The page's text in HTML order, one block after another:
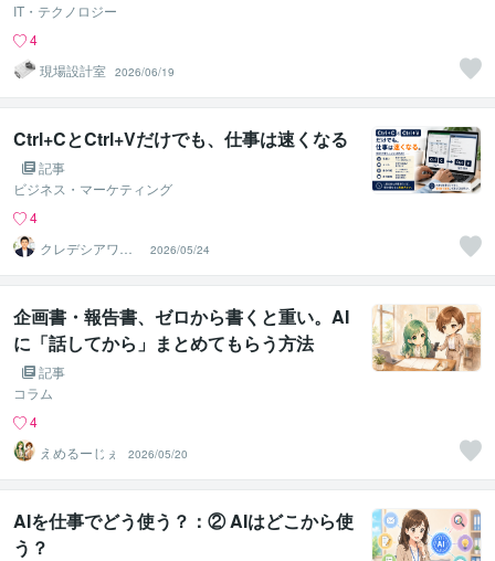
IT・テクノロジー
4
現場設計室 2026/06/19
Ctrl+CとCtrl+Vだけでも、仕事は速くなる
記事
ビジネス・マーケティング
4
クレデシアワー
クス｜EC改善・
業務効率化
2026/05/24
企画書・報告書、ゼロから書くと重い。AI
に「話してから」まとめてもらう方法
記事
コラム
4
えめるーじぇ
2026/05/20
AIを仕事でどう使う？：② AIはどこから使
う？